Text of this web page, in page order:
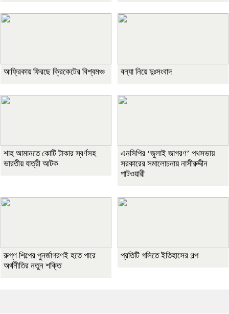
আফ্রিকায় ফিরছে ক্রিকেটের বিশ্বমঞ্চ বন্যা নিয়ে দুঃসংবাদ
শাহ আমানতে কোটি টাকার স্বর্ণসহ
ভারতীয় যাত্রী আটক
এনসিপির ‘জুলাই জাগরণ’ পথসভায়
সরকারের সমালোচনায় নাসীরুদ্দীন
পাটওয়ারী
রুগ্ণ শিল্পের পুনর্জাগরণই হতে পারে
অর্থনীতির নতুন শক্তি
প্রতিটি গলিতে ইতিহাসের গল্প